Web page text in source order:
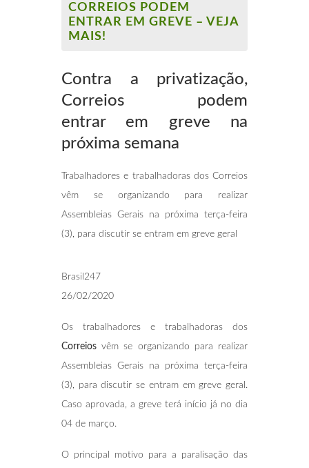
CORREIOS PODEM
ENTRAR EM GREVE – VEJA
MAIS!
Contra a privatização,
Correios podem
entrar em greve na
próxima semana
Trabalhadores e trabalhadoras dos Correios
vêm se organizando para realizar
Assembleias Gerais na próxima terça-feira
(3), para discutir se entram em greve geral
Brasil247
26/02/2020
Os trabalhadores e trabalhadoras dos
Correiosvêm se organizando para realizar
Assembleias Gerais na próxima terça-feira
(3), para discutir se entram em greve geral.
Caso aprovada, a greve terá início já no dia
04 de março.
O principal motivo para a paralisação das